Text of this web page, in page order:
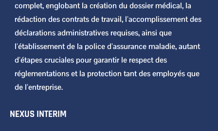
complet, englobant la création du dossier médical, la
rédaction des contrats de travail, l’accomplissement des
déclarations administratives requises, ainsi que
l’établissement de la police d’assurance maladie, autant
d’étapes cruciales pour garantir le respect des
réglementations et la protection tant des employés que
de l’entreprise.
NEXUS INTERIM